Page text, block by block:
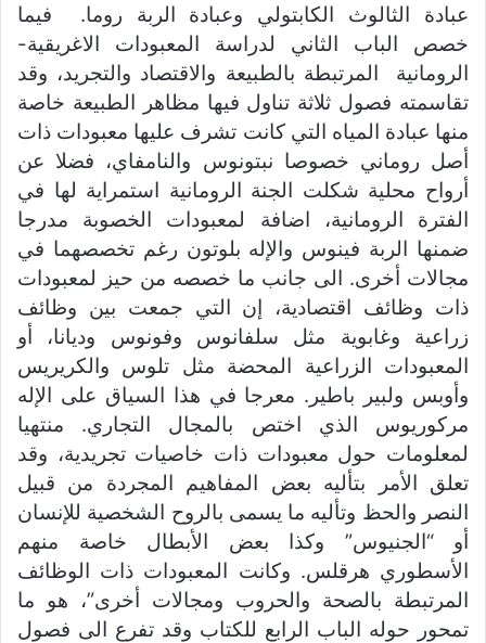
عبادة الثالوث الكابتولي وعبادة الربة روما. فيما
خصص الباب الثاني لدراسة المعبودات الاغريقية-
الرومانية المرتبطة بالطبيعة والاقتصاد والتجريد، وقد
تقاسمته فصول ثلاثة تناول فيها مظاهر الطبيعة خاصة
منها عبادة المياه التي كانت تشرف عليها معبودات ذات
أصل روماني خصوصا نبتونوس والنامفاي، فضلا عن
أرواح محلية شكلت الجنة الرومانية استمراية لها في
الفترة الرومانية، اضافة لمعبودات الخصوبة مدرجا
ضمنها الربة فينوس والإله بلوتون رغم تخصصهما في
مجالات أخرى. الى جانب ما خصصه من حيز لمعبودات
ذات وظائف اقتصادية، إن التي جمعت بين وظائف
زراعية وغابوية مثل سلفانوس وفونوس وديانا، أو
المعبودات الزراعية المحضة مثل تلوس والكريريس
وأوبس ولبير باطير. معرجا في هذا السياق على الإله
مركوريوس الذي اختص بالمجال التجاري. منتهيا
لمعلومات حول معبودات ذات خاصيات تجريدية، وقد
تعلق الأمر بتأليه بعض المفاهيم المجردة من قبيل
النصر والحظ وتأليه ما يسمى بالروح الشخصية للإنسان
أو “الجنيوس” وكذا بعض الأبطال خاصة منهم
الأسطوري هرقلس. وكانت المعبودات ذات الوظائف
المرتبطة بالصحة والحروب ومجالات أخرى”، هو ما
تمحور حوله الباب الرابع للكتاب وقد تفرع الى فصول